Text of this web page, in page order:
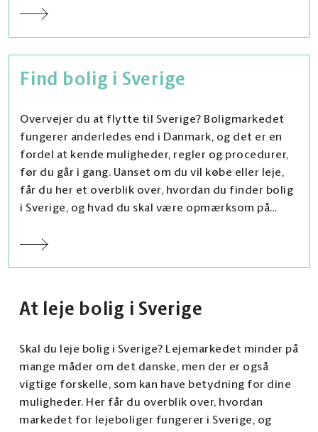
Find bolig i Sverige
Overvejer du at flytte til Sverige? Boligmarkedet
fungerer anderledes end i Danmark, og det er en
fordel at kende muligheder, regler og procedurer,
før du går i gang. Uanset om du vil købe eller leje,
får du her et overblik over, hvordan du finder bolig
i Sverige, og hvad du skal være opmærksom på
At leje bolig i Sverige
Skal du leje bolig i Sverige? Lejemarkedet minder på
mange måder om det danske, men der er også
vigtige forskelle, som kan have betydning for dine
muligheder. Her får du overblik over, hvordan
markedet for lejeboliger fungerer i Sverige, og